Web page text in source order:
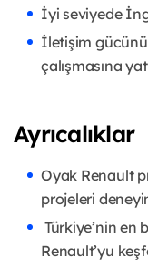
İyi seviyede
İletişim
çalışmasına
Ayrıcalıklar
Oyak Renault
projeleri
Türkiye’nin
Renault’yu